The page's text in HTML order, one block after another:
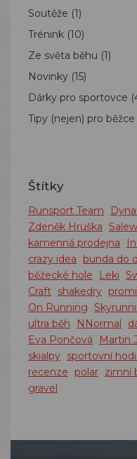
Soutěže (1)
Trénink (10)
Ze světa běhu (1)
Novinky (15)
Dárky pro sportovce
Tipy (nejen) pro běžce
Štítky
Runsport Team
Zdeněk Hruška
kamenná prodejna
crazy idea
bunda do
běžecké hole
Leki
Craft shakedry
On Running
ultra běh
NNormal
Eva Pončová
Martin
skialpy sportovní
recenze
polar zimní
gravel